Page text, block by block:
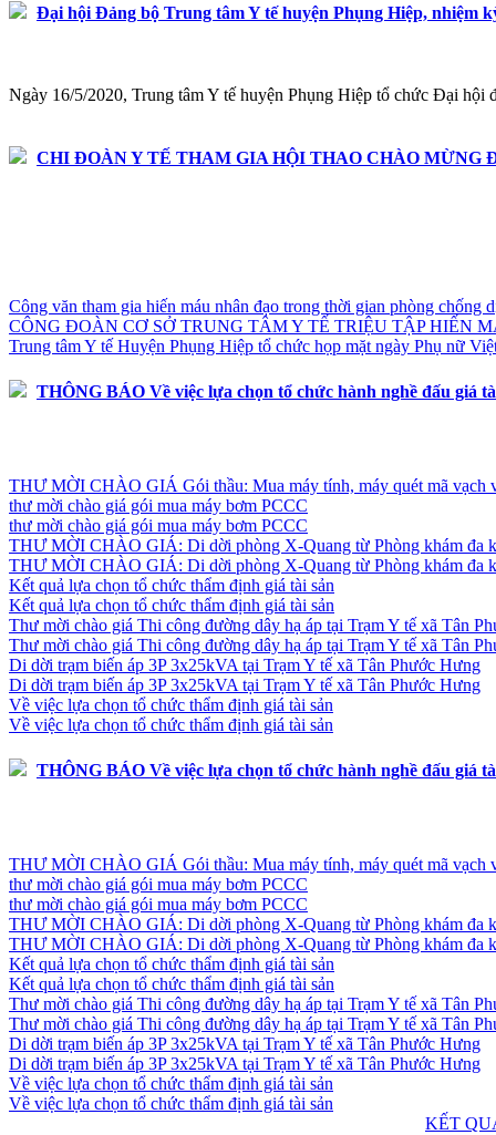
Đại hội Đảng bộ Trung tâm Y tế huyện Phụng Hiệp, nhiệm
Ngày 16/5/2020, Trung tâm Y tế huyện Phụng Hiệp tổ chức Đại
CHI ĐOÀN Y TẾ THAM GIA HỘI THAO CHÀO MỪNG
Công văn tham gia hiến máu nhân đạo trong thời gian phòng chống
CÔNG ĐOÀN CƠ SỞ TRUNG TÂM Y TẾ TRIỆU TẬP HIẾN
Trung tâm Y tế Huyện Phụng Hiệp tổ chức họp mặt ngày Phụ nữ
THÔNG BÁO Về việc lựa chọn tổ chức hành nghề đấu giá
THƯ MỜI CHÀO GIÁ Gói thầu: Mua máy tính, máy quét mã vạch
thư mời chào giá gói mua máy bơm PCCC
thư mời chào giá gói mua máy bơm PCCC
THƯ MỜI CHÀO GIÁ: Di dời phòng X-Quang từ Phòng khám đa
THƯ MỜI CHÀO GIÁ: Di dời phòng X-Quang từ Phòng khám đa
Kết quả lựa chọn tổ chức thẩm định giá tài sản
Kết quả lựa chọn tổ chức thẩm định giá tài sản
Thư mời chào giá Thi công đường dây hạ áp tại Trạm Y tế xã Tân
Thư mời chào giá Thi công đường dây hạ áp tại Trạm Y tế xã Tân
Di dời trạm biến áp 3P 3x25kVA tại Trạm Y tế xã Tân Phước Hưng
Di dời trạm biến áp 3P 3x25kVA tại Trạm Y tế xã Tân Phước Hưng
Về việc lựa chọn tổ chức thẩm định giá tài sản
Về việc lựa chọn tổ chức thẩm định giá tài sản
THÔNG BÁO Về việc lựa chọn tổ chức hành nghề đấu giá
THƯ MỜI CHÀO GIÁ Gói thầu: Mua máy tính, máy quét mã vạch
thư mời chào giá gói mua máy bơm PCCC
thư mời chào giá gói mua máy bơm PCCC
THƯ MỜI CHÀO GIÁ: Di dời phòng X-Quang từ Phòng khám đa
THƯ MỜI CHÀO GIÁ: Di dời phòng X-Quang từ Phòng khám đa
Kết quả lựa chọn tổ chức thẩm định giá tài sản
Kết quả lựa chọn tổ chức thẩm định giá tài sản
Thư mời chào giá Thi công đường dây hạ áp tại Trạm Y tế xã Tân
Thư mời chào giá Thi công đường dây hạ áp tại Trạm Y tế xã Tân
Di dời trạm biến áp 3P 3x25kVA tại Trạm Y tế xã Tân Phước Hưng
Di dời trạm biến áp 3P 3x25kVA tại Trạm Y tế xã Tân Phước Hưng
Về việc lựa chọn tổ chức thẩm định giá tài sản
Về việc lựa chọn tổ chức thẩm định giá tài sản
KẾT